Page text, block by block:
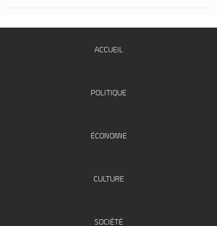
ACCUEIL
POLITIQUE
ÉCONOMIE
CULTURE
SOCIÉTÉ